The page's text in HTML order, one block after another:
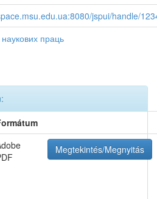
jspui/handle/
наукових праць
Megtekintés/Megnyitás